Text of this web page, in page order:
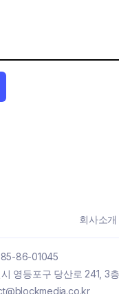
회사소개
86-01045
영등포구 당산로 241, 3층